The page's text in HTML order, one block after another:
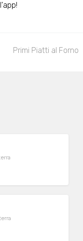
Primi Piatti al Forno